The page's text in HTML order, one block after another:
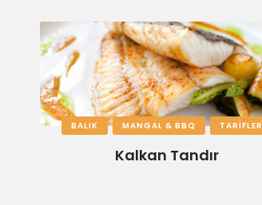
BALIK MANGAL & BBQ TARIFLER
Kalkan Tandır